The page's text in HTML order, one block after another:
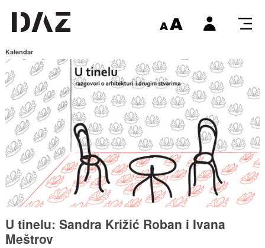
Kalendar
U tinelu: Sandra Križić Roban i Ivana
Meštrov